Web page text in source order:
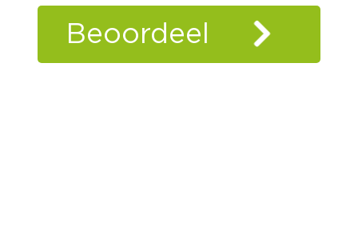
Beoordeel